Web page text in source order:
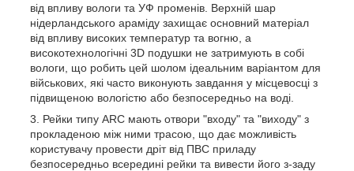
від впливу вологи та УФ променів. Верхній шар
нідерландського араміду захищає основний матеріал
від впливу високих температур та вогню, а
високотехнологічні 3D подушки не затримують в собі
вологи, що робить цей шолом ідеальним варіантом для
військових, які часто виконують завдання у місцевосці з
підвищеною вологістю або безпосередньо на воді.
Рейки типу ARC мають отвори "входу" та "виходу" з
прокладеною між ними трасою, що дає можливість
користувачу провести дріт від ПВС приладу
безпосередньо всередині рейки та вивести його з-заду